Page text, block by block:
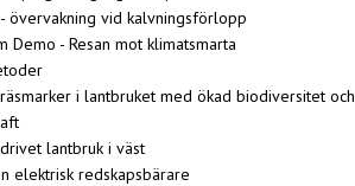
övervakning vid kalvningsförlopp
Demo - Resan mot klimatsmarta
i lantbruket med ökad biodiversitet och
lantbruk i väst
elektrisk redskapsbärare